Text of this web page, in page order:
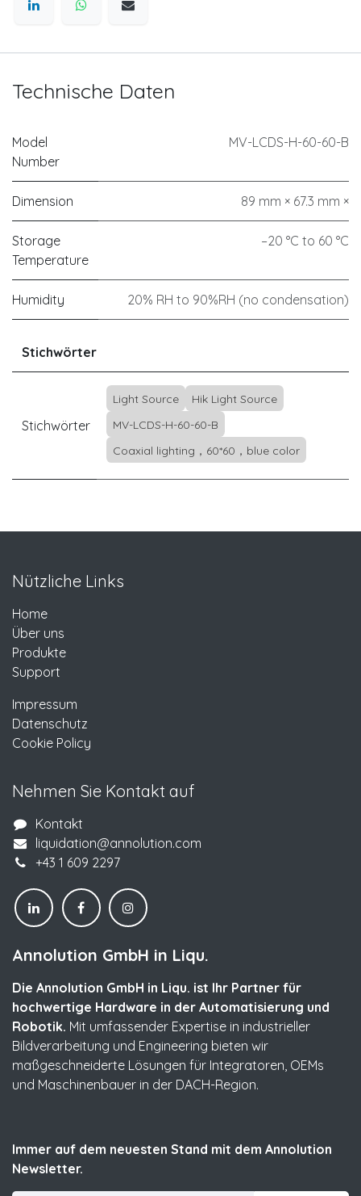
Technische Daten
Model
Number
MV-LCDS-H-60-60-B
Dimension 89 mm × 67.3 mm ×
Storage
Temperature
–20 °C to 60 °C
Humidity 20% RH to 90%RH (no condensation)
Stichwörter
Stichwörter
Light Source
Hik Light Source
MV-LCDS-H-60-60-B
Coaxial lighting，60*60，blue color
Nützliche Links
Home
Über uns
Produkte
Support
Impressum
Datenschutz
Cookie Policy
Nehmen Sie Kontakt auf
Kontakt
liquidation@annolution.com
+43 1 609 2297
Annolution GmbH in Liqu.
Die Annolution GmbH in Liqu. ist Ihr Partner für
hochwertige Hardware in der Automatisierung und
Robotik. Mit umfassender Expertise in industrieller
Bildverarbeitung und Engineering bieten wir
maßgeschneiderte Lösungen für Integratoren, OEMs
und Maschinenbauer in der DACH-Region.
Immer auf dem neuesten Stand mit dem Annolution
Newsletter.